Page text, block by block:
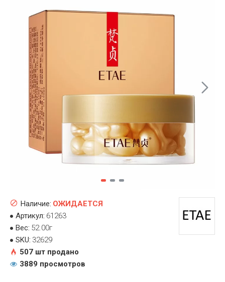
Наличие: ОЖИДАЕТСЯ
Артикул: 61263
Вес: 52.00г
SKU: 32629
507 шт продано
3889 просмотров